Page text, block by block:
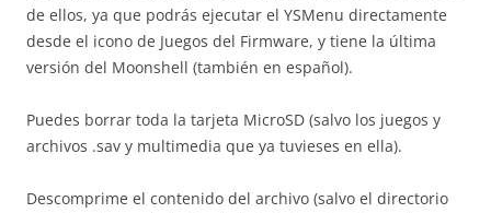
de ellos, ya que podrás ejecutar el YSMenu directamente
desde el icono de Juegos del Firmware, y tiene la última
versión del Moonshell (también en español).
Puedes borrar toda la tarjeta MicroSD (salvo los juegos y
archivos .sav y multimedia que ya tuvieses en ella).
Descomprime el contenido del archivo (salvo el directorio